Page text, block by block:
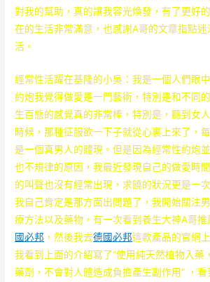
對我的幫助，真的讓我容光煥發，有了更好
在的生活非常滿意，也感謝A哥的文章指點
活。
經常性活躍在基隆的小吳：我是一個人們眼
約炮我覺得做愛是一門藝術，特別是和不同
生百態的感覺真的非常棒，特別是，聽到女
時候，那種征服欲一下子就從心裏上來了，
是一個真男人的體現。但是因為經常性約炮
也不規律的原因，我最近發現自己的做愛時
的叫聲也沒有經常出現，求饒的狀況更是一
我自己肯定是那方面出問題了，我開始關注
療方法以及藥物，有一次看到養生大神A哥
國必邦 ，然後我去德國必邦這款產品的官網
我看到上面的介紹寫了“使用純天然植物入藥
藥劑，不會對人體造成負擔產生副作用” ，